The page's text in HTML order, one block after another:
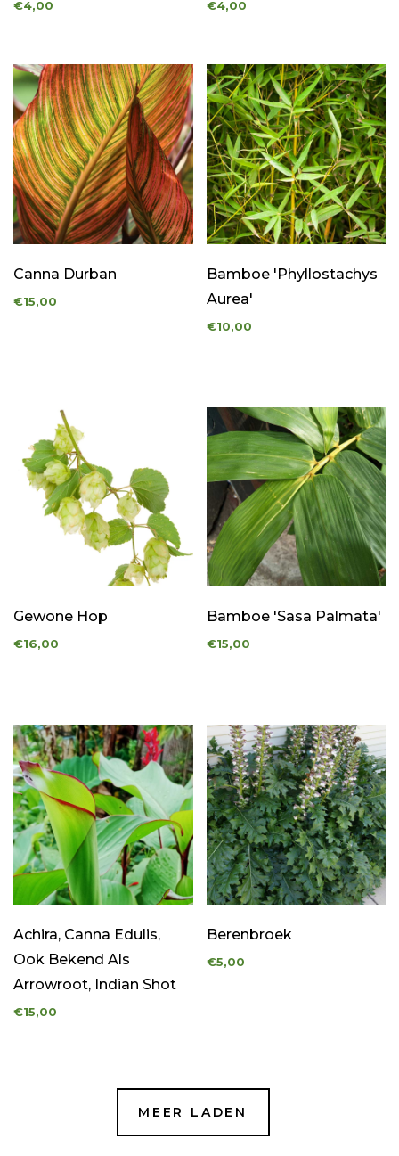
€4,00 €4,00
Canna Durban
€15,00
Bamboe 'Phyllostachys
Aurea'
€10,00
Gewone Hop
€16,00
Bamboe 'Sasa Palmata'
€15,00
Achira, Canna Edulis,
Ook Bekend Als
Arrowroot, Indian Shot
€15,00
Berenbroek
€5,00
MEER LADEN